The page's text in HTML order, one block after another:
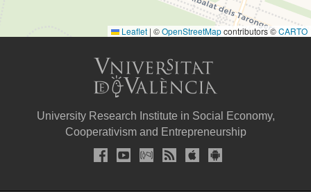
Leaflet | ©OpenStreetMapcontributors ©CARTO
University Research Institute in Social Economy,
Cooperativism and Entrepreneurship